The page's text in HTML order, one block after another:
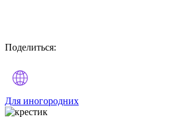
Поделиться:
Для иногородних